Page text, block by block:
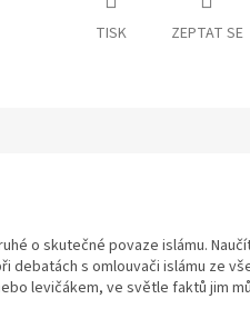
TISK ZEPTAT SE
o skutečné povaze islámu.
debatách s omlouvači islámu ze
levičákem, ve světle faktů jim